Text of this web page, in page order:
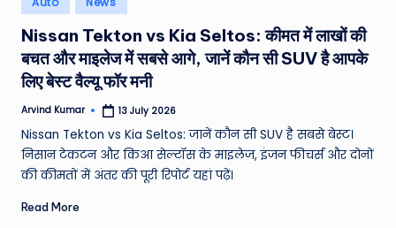
e
a
t
h
er
,
T
e
in
Nissan Tekton vs Kia Seltos: कीमत में लाखों की
बचत और माइलेज में सबसे आगे, जानें कौन सी SUV है आपके
लिए बेस्ट वैल्यू फॉर मनी
Posted
Arvind Kumar 13 July 2026
Nissan Tekton vs Kia Seltos: जानें कौन सी SUV है सबसे बेस्ट।
निसान टेकटन और किआ सेल्टॉस के माइलेज, इंजन फीचर्स और दोनों
की कीमतों में अंतर की पूरी रिपोर्ट यहां पढ़ें।
Read More